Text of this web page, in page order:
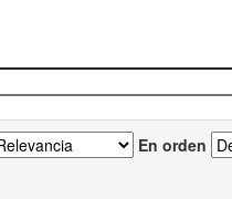
En orden